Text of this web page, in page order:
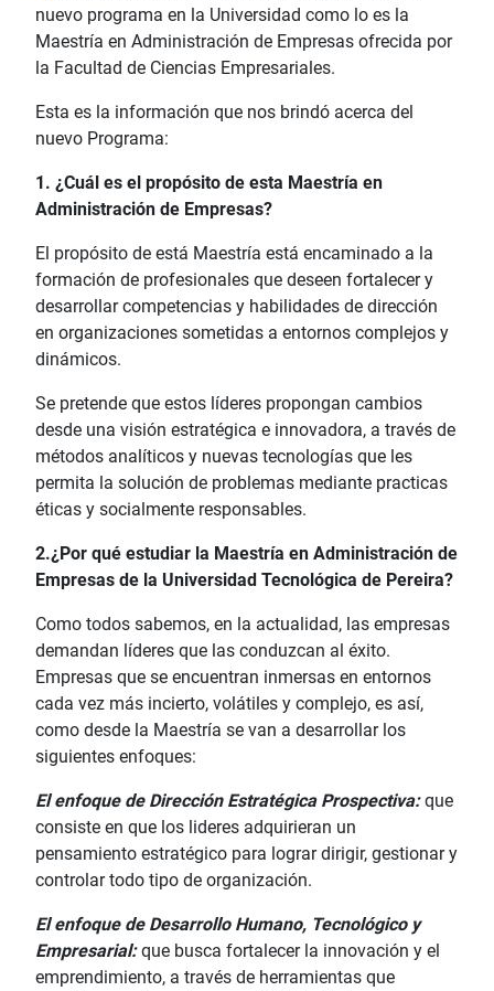
nuevo programa en la Universidad como lo es la
Maestría en Administración de Empresas ofrecida por
la Facultad de Ciencias Empresariales.
Esta es la información que nos brindó acerca del
nuevo Programa:
1. ¿Cuál es el propósito de esta Maestría en
Administración de Empresas?
El propósito de está Maestría está encaminado a la
formación de profesionales que deseen fortalecer y
desarrollar competencias y habilidades de dirección
en organizaciones sometidas a entornos complejos y
dinámicos.
Se pretende que estos líderes propongan cambios
desde una visión estratégica e innovadora, a través de
métodos analíticos y nuevas tecnologías que les
permita la solución de problemas mediante practicas
éticas y socialmente responsables.
2.¿Por qué estudiar la Maestría en Administración de
Empresas de la Universidad Tecnológica de Pereira?
Como todos sabemos, en la actualidad, las empresas
demandan líderes que las conduzcan al éxito.
Empresas que se encuentran inmersas en entornos
cada vez más incierto, volátiles y complejo, es así,
como desde la Maestría se van a desarrollar los
siguientes enfoques:
El enfoque de Dirección Estratégica Prospectiva:que
consiste en que los lideres adquirieran un
pensamiento estratégico para lograr dirigir, gestionar y
controlar todo tipo de organización.
El enfoque de Desarrollo Humano, Tecnológico y
Empresarial:que busca fortalecer la innovación y el
emprendimiento, a través de herramientas que